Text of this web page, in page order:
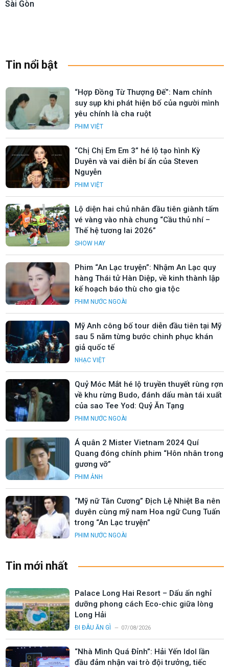
Sài Gòn
Tin nổi bật
“Hợp Đồng Từ Thượng Đế”: Nam chính
suy sụp khi phát hiện bố của người mình
yêu chính là cha ruột
PHIM VIỆT
“Chị Chị Em Em 3” hé lộ tạo hình Kỳ
Duyên và vai diễn bí ẩn của Steven
Nguyễn
PHIM VIỆT
Lộ diện hai chủ nhân đầu tiên giành tấm
vé vàng vào nhà chung “Cầu thủ nhí –
Thế hệ tương lai 2026”
SHOW HAY
Phim “An Lạc truyện”: Nhậm An Lạc quy
hàng Thái tử Hàn Diệp, về kinh thành lập
kế hoạch báo thù cho gia tộc
PHIM NƯỚC NGOÀI
Mỹ Anh công bố tour diễn đầu tiên tại Mỹ
sau 5 năm từng bước chinh phục khán
giả quốc tế
NHẠC VIỆT
Quỷ Móc Mắt hé lộ truyền thuyết rùng rợn
về khu rừng Budo, đánh dấu màn tái xuất
của sao Tee Yod: Quỷ Ăn Tạng
PHIM NƯỚC NGOÀI
Á quân 2 Mister Vietnam 2024 Quí
Quang đóng chính phim “Hôn nhân trong
gương vỡ”
PHIM ẢNH
“Mỹ nữ Tân Cương” Địch Lệ Nhiệt Ba nên
duyên cùng mỹ nam Hoa ngữ Cung Tuấn
trong “An Lạc truyện”
PHIM NƯỚC NGOÀI
Tin mới nhất
Palace Long Hai Resort – Dấu ấn nghỉ
dưỡng phong cách Eco-chic giữa lòng
Long Hải
ĐI ĐÂU ĂN GÌ 07/08/2026
“Nhà Mình Quá Đỉnh”: Hải Yến Idol lần
đầu đảm nhận vai trò đội trưởng, tiếc